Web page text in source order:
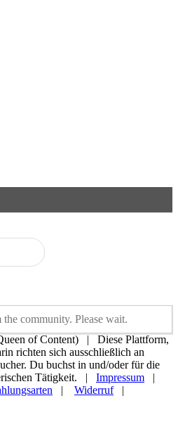
community. Please wait.
of Content) | Diese Plattform,
richten sich ausschließlich an
Du buchst in und/oder für die
Tätigkeit. | Impressum |
| Widerruf|